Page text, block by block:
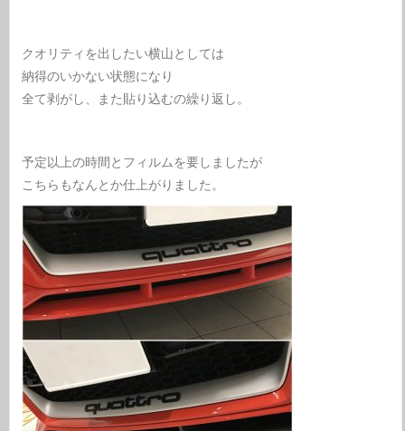
クオリティを出したい横山としては
納得のいかない状態になり
全て剥がし、また貼り込むの繰り返し。
予定以上の時間とフィルムを要しましたが
こちらもなんとか仕上がりました。